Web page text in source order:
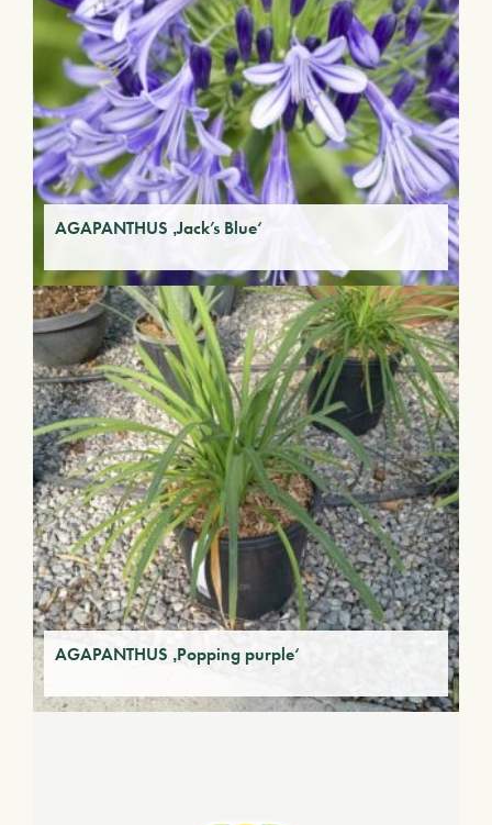
AGAPANTHUS ‚Jack’s Blue‘
AGAPANTHUS ‚Popping purple‘